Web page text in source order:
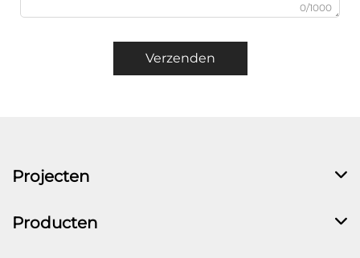
0/1000
Verzenden
Projecten
Producten